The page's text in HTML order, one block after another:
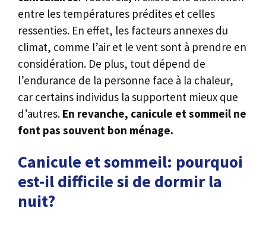
entre les températures prédites et celles
ressenties. En effet, les facteurs annexes du
climat, comme l’air et le vent sont à prendre en
considération. De plus, tout dépend de
l’endurance de la personne face à la chaleur,
car certains individus la supportent mieux que
d’autres. En revanche, canicule et sommeil ne
font pas souvent bon ménage.
Canicule et sommeil: pourquoi
est-il difficile si de dormir la
nuit?